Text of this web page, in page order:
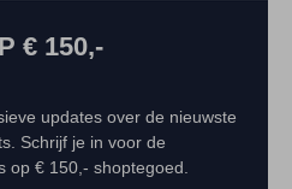
€ 150,-
updates over de nieuwste
Schrijf je in voor de
op € 150,- shoptegoed.